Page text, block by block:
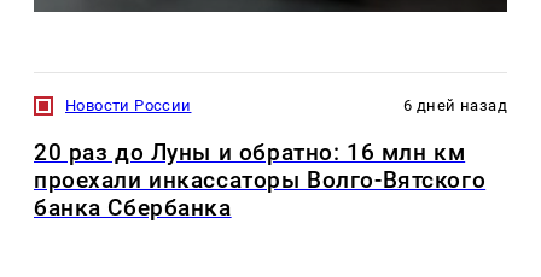
Новости России 6 дней назад
20 раз до Луны и обратно: 16 млн км
проехали инкассаторы Волго-Вятского
банка Сбербанка